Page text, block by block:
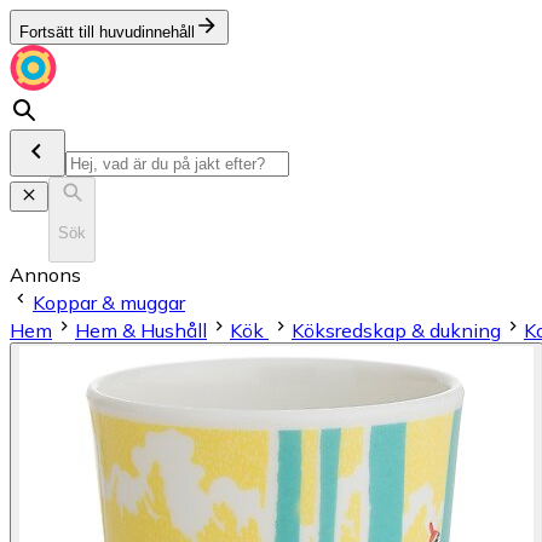
Fortsätt till huvudinnehåll
Sök
Annons
Koppar & muggar
Hem
Hem & Hushåll Kök Köksredskap & dukning